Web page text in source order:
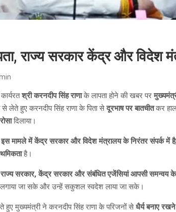
राज्य सरकार केंद्र और विदेश
श्री करनदीप सिंह राणाके लापता होने की खबर पर
से लेते हुए करनदीप सिंह राणा के पिता सेदूरभाष पर बातचीतकर
दिलाया।
इस मामले में केंद्र सरकार और विदेश मंत्रालय के निरंतर संपर्क में है
है।
राज्य सरकार, केंद्र सरकार और संबंधित एजेंसियां आपसी समन्वय
जा सके और उन्हें सकुशल स्वदेश लाया जा सके।
हुए मुख्यमंत्री ने करनदीप सिंह राणा के परिजनों सेधैर्य बनाए